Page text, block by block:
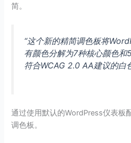
简。
“这个新的精简调色板将
有颜色分解为7种核心颜色
符合WCAG 2.0 AA建议的白
通过使用默认的WordPress仪表板
调色板。